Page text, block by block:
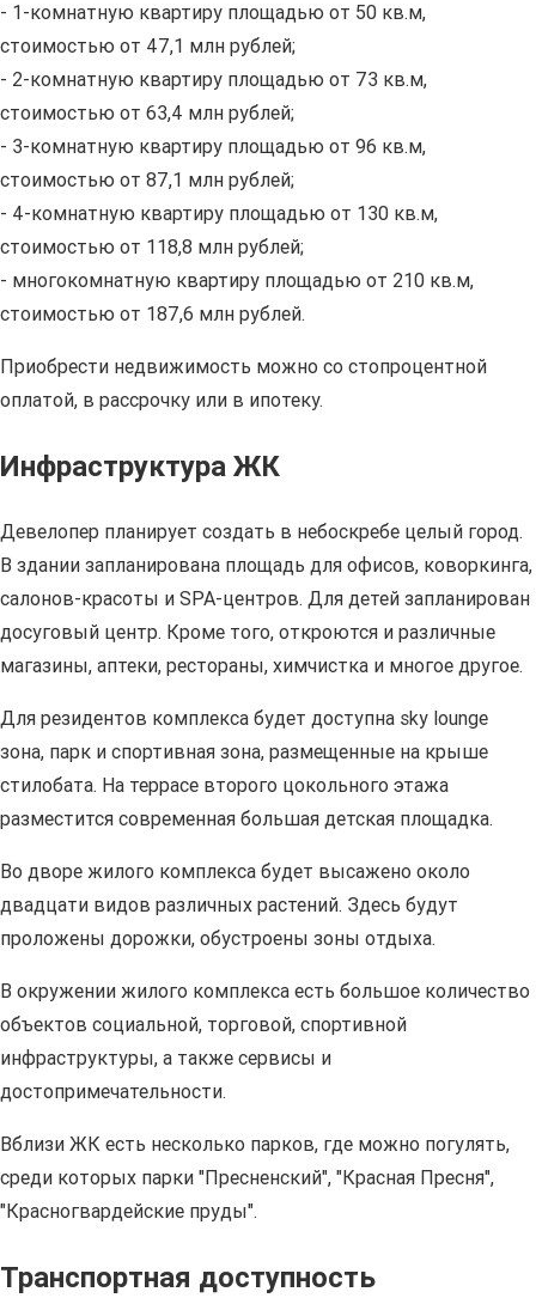
- 1-комнатную квартиру площадью от 50 кв.м,
стоимостью от 47,1 млн рублей;
- 2-комнатную квартиру площадью от 73 кв.м,
стоимостью от 63,4 млн рублей;
- 3-комнатную квартиру площадью от 96 кв.м,
стоимостью от 87,1 млн рублей;
- 4-комнатную квартиру площадью от 130 кв.м,
стоимостью от 118,8 млн рублей;
- многокомнатную квартиру площадью от 210 кв.м,
стоимостью от 187,6 млн рублей.
Приобрести недвижимость можно со стопроцентной
оплатой, в рассрочку или в ипотеку.
Инфраструктура ЖК
Девелопер планирует создать в небоскребе целый город.
В здании запланирована площадь для офисов, коворкинга,
салонов-красоты и SPA-центров. Для детей запланирован
досуговый центр. Кроме того, откроются и различные
магазины, аптеки, рестораны, химчистка и многое другое.
Для резидентов комплекса будет доступна sky lounge
зона, парк и спортивная зона, размещенные на крыше
стилобата. На террасе второго цокольного этажа
разместится современная большая детская площадка.
Во дворе жилого комплекса будет высажено около
двадцати видов различных растений. Здесь будут
проложены дорожки, обустроены зоны отдыха.
В окружении жилого комплекса есть большое количество
объектов социальной, торговой, спортивной
инфраструктуры, а также сервисы и
достопримечательности.
Вблизи ЖК есть несколько парков, где можно погулять,
среди которых парки "Пресненский", "Красная Пресня",
"Красногвардейские пруды".
Транспортная доступность